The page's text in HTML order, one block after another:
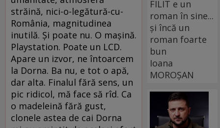
străină, nici-o-legătură-cu-
România, magnitudinea
inutilă. Şi poate nu. O maşină.
Playstation. Poate un LCD.
Apare un izvor, ne întoarcem
la Dorna. Ba nu, e tot o apă,
dar alta. Finalul fără sens, un
pic ridicol, mă face să rîd. Ca
o madeleină fără gust,
clonele astea de cai Dorna
FILIT e un
roman în sine...
și încă un
roman foarte
bun
Ioana
MOROȘAN